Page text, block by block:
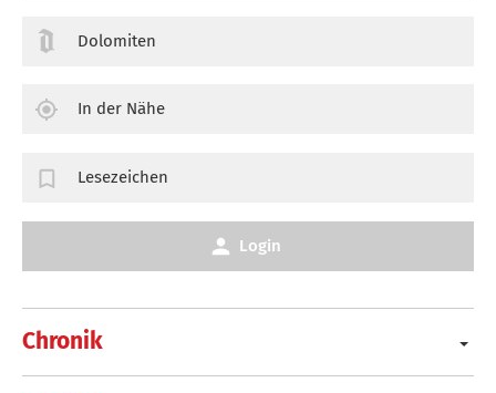
Chronik
Dolomiten
In der Nähe
Lesezeichen
Login